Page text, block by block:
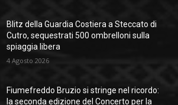
Blitz della Guardia Costiera a Steccato di
Cutro, sequestrati 500 ombrelloni sulla
spiaggia libera
4 Agosto 2026
Fiumefreddo Bruzio si stringe nel ricordo:
la seconda edizione del Concerto per la